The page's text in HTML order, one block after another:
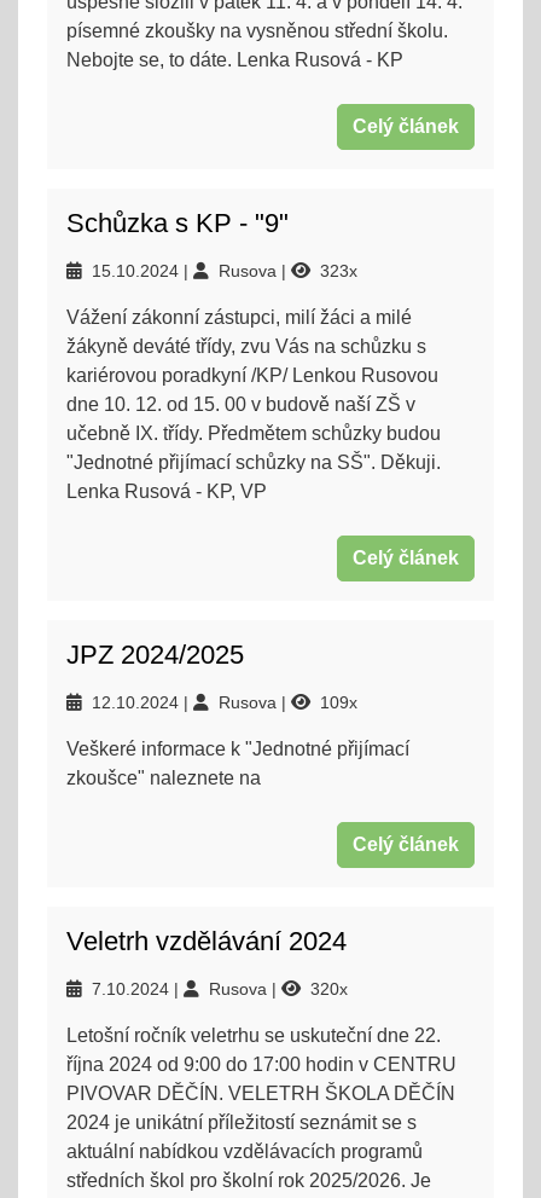
písemné zkoušky na vysněnou střední školu.
Nebojte se, to dáte. Lenka Rusová - KP
Celý článek
Schůzka s KP - "9"
15.10.2024 Rusova 323x
Vážení zákonní zástupci, milí žáci a milé
žákyně deváté třídy, zvu Vás na schůzku s
kariérovou poradkyní /KP/ Lenkou Rusovou
dne 10. 12. od 15. 00 v budově naší ZŠ v
učebně IX. třídy. Předmětem schůzky budou
"Jednotné přijímací schůzky na SŠ". Děkuji.
Lenka Rusová - KP, VP
Celý článek
JPZ 2024/2025
12.10.2024 Rusova 109x
Veškeré informace k "Jednotné přijímací
zkoušce" naleznete na
Celý článek
Veletrh vzdělávání 2024
7.10.2024 Rusova 320x
Letošní ročník veletrhu se uskuteční dne 22.
října 2024 od 9:00 do 17:00 hodin v CENTRU
PIVOVAR DĚČÍN. VELETRH ŠKOLA DĚČÍN
2024 je unikátní příležitostí seznámit se s
aktuální nabídkou vzdělávacích programů
středních škol pro školní rok 2025/2026. Je